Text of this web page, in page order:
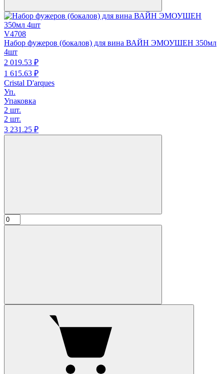
V4708
Набор фужеров (бокалов) для вина ВАЙН ЭМОУШЕН 350мл
4шт
2 019.53 ₽
1 615.63 ₽
Cristal D'arques
Уп.
Упаковка
2 шт.
2 шт.
3 231.25 ₽